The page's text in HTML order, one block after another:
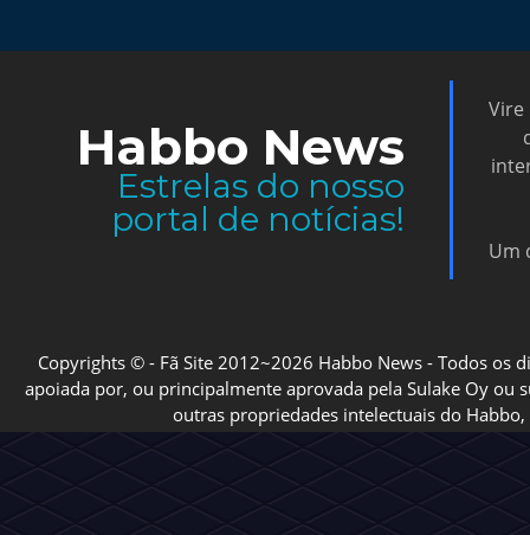
Habbo News
Estrelas do nosso
portal de notícias!
Vire
Um
Copyrights © - Fã Site 2012~2026 Habbo News - Todos os
apoiada por, ou principalmente aprovada pela Sulake Oy ou
outras propriedades intelectuais do